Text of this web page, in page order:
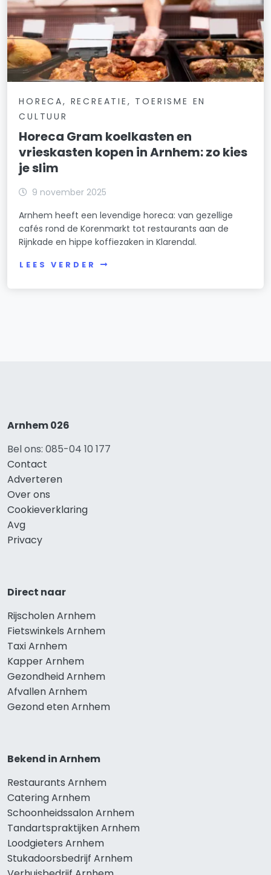
HORECA, RECREATIE, TOERISME EN
CULTUUR
Horeca Gram koelkasten en
vrieskasten kopen in Arnhem: zo kies
je slim
9 november 2025
Arnhem heeft een levendige horeca: van gezellige
cafés rond de Korenmarkt tot restaurants aan de
Rijnkade en hippe koffiezaken in Klarendal.
LEES VERDER
Arnhem 026
Bel ons: 085-04 10 177
Contact
Adverteren
Over ons
Cookieverklaring
Avg
Privacy
Direct naar
Rijscholen Arnhem
Fietswinkels Arnhem
Taxi Arnhem
Kapper Arnhem
Gezondheid Arnhem
Afvallen Arnhem
Gezond eten Arnhem
Bekend in Arnhem
Restaurants Arnhem
Catering Arnhem
Schoonheidssalon Arnhem
Tandartspraktijken Arnhem
Loodgieters Arnhem
Stukadoorsbedrijf Arnhem